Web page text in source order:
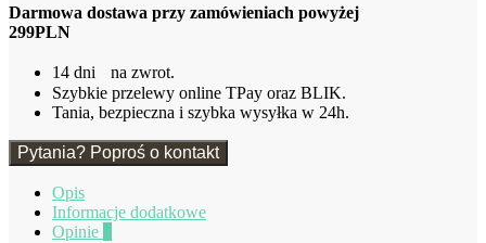
Darmowa dostawa przy zamówieniach powyżej
299PLN
14 dni na zwrot.
Szybkie przelewy online TPay oraz BLIK.
Tania, bezpieczna i szybka wysyłka w 24h.
Pytania? Poproś o kontakt
Opis
Informacje dodatkowe
Opinie